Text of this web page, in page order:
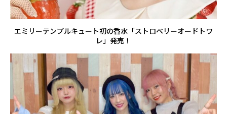
エミリーテンプルキュート初の香水「ストロベリーオードトワ
レ」発売！